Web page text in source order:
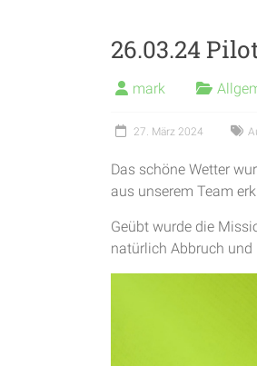
26.03.24
mark
27. März 2024
Das schöne Wetter
aus unserem Team
Geübt wurde die
natürlich Abbruch